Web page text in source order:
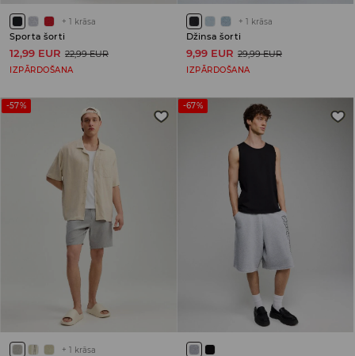
+ 1 krāsa
Sporta šorti
12,99 EUR 22,99 EUR
IZPĀRDOŠANA
+ 1 krāsa
Džinsa šorti
9,99 EUR 29,99 EUR
IZPĀRDOŠANA
-57%
+ 1 krāsa
-67%